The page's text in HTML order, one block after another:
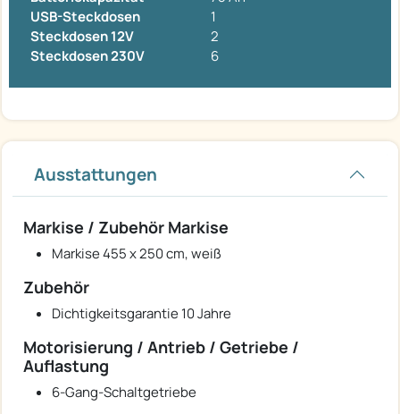
USB-Steckdosen
1
Steckdosen 12V
2
Steckdosen 230V
6
Ausstattungen
Markise / Zubehör Markise
Markise 455 x 250 cm, weiß
Zubehör
Dichtigkeitsgarantie 10 Jahre
Motorisierung / Antrieb / Getriebe /
Auflastung
6-Gang-Schaltgetriebe